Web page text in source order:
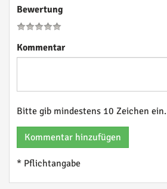
Bewertung
Kommentar
Bitte gib mindestens 10 Zeichen ein.
Kommentar hinzufügen
* Pflichtangabe